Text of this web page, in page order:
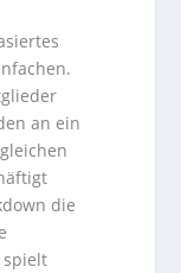
an ein
die
spielt